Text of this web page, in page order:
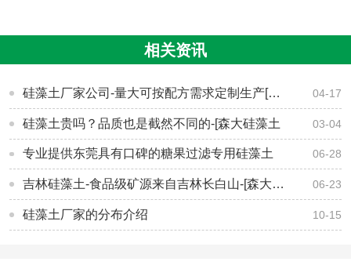
相关资讯
硅藻土厂家公司-量大可按配方需求定制生产[森大硅藻土] 04-17
硅藻土贵吗？品质也是截然不同的-[森大硅藻土 03-04
专业提供东莞具有口碑的糖果过滤专用硅藻土 06-28
吉林硅藻土-食品级矿源来自吉林长白山-[森大硅藻土] 06-23
硅藻土厂家的分布介绍 10-15